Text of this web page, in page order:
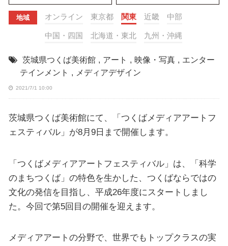
地域 オンライン 東京都 関東 近畿 中部
中国・四国 北海道・東北 九州・沖縄
茨城県つくば美術館 , アート , 映像・写真 , エンター
テインメント , メディアデザイン
2021/7/1 10:00
茨城県つくば美術館にて、「つくばメディアアートフ
ェスティバル」が8月9日まで開催します。
「つくばメディアアートフェスティバル」は、「科学
のまちつくば」の特色を生かした、つくばならではの
文化の発信を目指し、平成26年度にスタートしまし
た。今回で第5回目の開催を迎えます。
メディアアートの分野で、世界でもトップクラスの実